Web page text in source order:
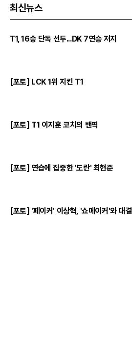
최신뉴스
T1, 16승 단독 선두...DK 7연승 저지
[포토] LCK 1위 지킨 T1
[포토] T1 이지훈 코치의 밴픽
[포토] 연습에 집중한 '도란' 최현준
[포토] '페이커' 이상혁, '쇼메이커'와 대결